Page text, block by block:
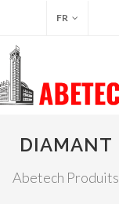
FR
DIAMANT
Abetech Produits